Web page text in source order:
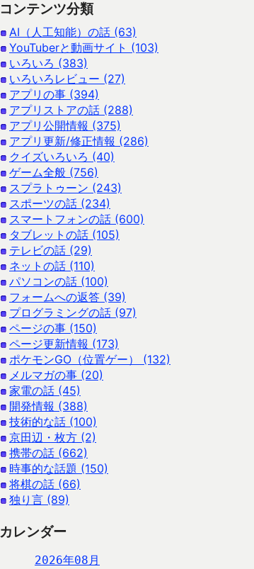
コンテンツ分類
AI（人工知能）の話 (63)
YouTuberと動画サイト (103)
いろいろ (383)
いろいろレビュー (27)
アプリの事 (394)
アプリストアの話 (288)
アプリ公開情報 (375)
アプリ更新/修正情報 (286)
クイズいろいろ (40)
ゲーム全般 (756)
スプラトゥーン (243)
スポーツの話 (234)
スマートフォンの話 (600)
タブレットの話 (105)
テレビの話 (29)
ネットの話 (110)
パソコンの話 (100)
フォームへの返答 (39)
プログラミングの話 (97)
ページの事 (150)
ページ更新情報 (173)
ポケモンGO（位置ゲー） (132)
メルマガの事 (20)
家電の話 (45)
開発情報 (388)
技術的な話 (100)
京田辺・枚方 (2)
携帯の話 (662)
時事的な話題 (150)
将棋の話 (66)
独り言 (89)
カレンダー
2026年08月